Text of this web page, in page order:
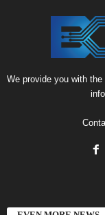
We provide you with